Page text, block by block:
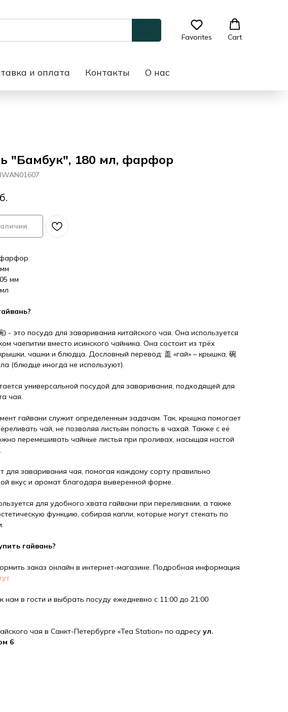
Favorites Cart
и оплата Контакты О нас
"Бамбук", 180 мл, фарфор
мм
) - это посуда для заваривания китайского чая. Она используется
чаепитии вместо исинского чайника. Она состоит из трёх
чашки и блюдца. Дословный перевод: 盖 «гай» – крышка, 碗
(блюдце иногда не используют).
универсальной посудой для заваривания, подходящей для
чая.
гайвани служит определенным задачам. Так, крышка помогает
чай, не позволяя листьям попасть в чахай. Также с её
перемешивать чайные листья при проливах, насыщая настой
для заваривания чая, помогая каждому сорту правильно
вкус и аромат благодаря выверенной форме.
для удобного хвата гайвани при переливании, а также
функцию, собирая капли, которые могут стекать по
гайвань?
заказ онлайн в интернет-магазине. Подробная информация
нам в гости и выбрать посуду ежедневно с 11:00 до 21:00
чая в Санкт-Петербурге «Tea Station» по адресу ул.
6